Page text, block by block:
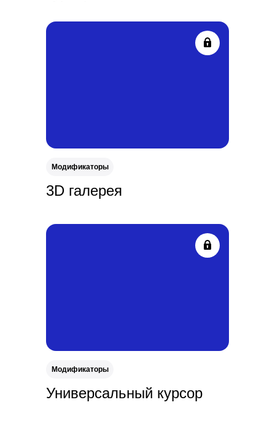
3D галерея
Модификаторы
Универсальный курсор
Модификаторы